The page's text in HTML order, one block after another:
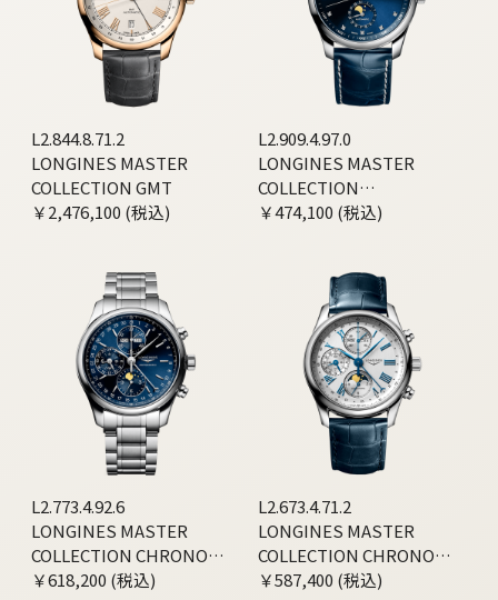
L2.844.8.71.2
LONGINES MASTER
COLLECTION GMT
￥2,476,100 (税込)
L2.909.4.97.0
LONGINES MASTER
COLLECTION
MOONPHASE
￥474,100 (税込)
L2.773.4.92.6
LONGINES MASTER
COLLECTION CHRONO
MOONPHASE
￥618,200 (税込)
L2.673.4.71.2
LONGINES MASTER
COLLECTION CHRONO
MOONPHASE
￥587,400 (税込)